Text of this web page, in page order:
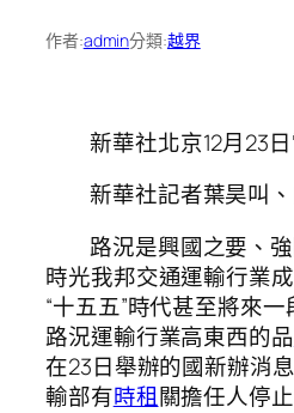
作者:admin分類:越界
新華社北京12月23
新華社記者葉昊叫
路況是興國之要、
時光我邦交通運輸行業
“十五五”時代甚至將來
路況運輸行業高東西的品
在23日舉辦的國新辦消
輸部有時租關擔任人停